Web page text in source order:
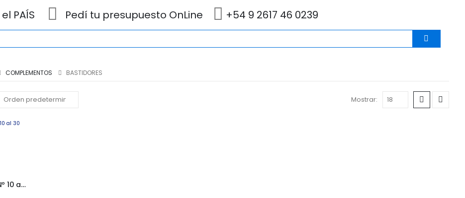
PAÍS Pedí tu presupuesto OnLine +54 9 2617 46 0239
COMPLEMENTOS BASTIDORES
Mostrar:
BASTIDORES Nº 10 al 30